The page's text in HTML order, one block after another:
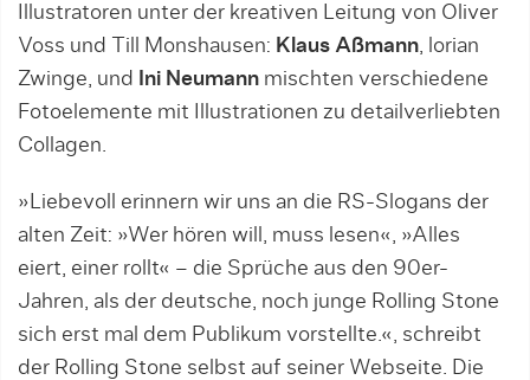
Illustratoren unter der kreativen Leitung von Oliver
Voss und Till Monshausen: Klaus Aßmann , lorian
Zwinge, und
Ini Neumann mischten verschiedene
Fotoelemente mit Illustrationen zu detailverliebten
Collagen.
»Liebevoll erinnern wir uns an die RS-Slogans der
alten Zeit: »Wer hören will, muss lesen«, »Alles
eiert, einer rollt« – die Sprüche aus den 90er-
Jahren, als der deutsche, noch junge Rolling Stone
sich erst mal dem Publikum vorstellte.«, schreibt
der Rolling Stone selbst auf seiner Webseite. Die